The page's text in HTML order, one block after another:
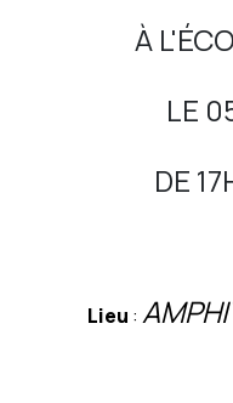
À
LE
DE
Lieu :